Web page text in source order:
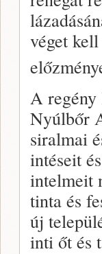
véget
A
Nyúlbőr
siralmai
intéseit
intelmeit
tinta és
új
inti őt és